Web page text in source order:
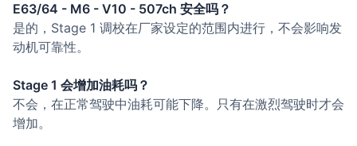
E63/64 - M6 - V10 - 507ch 安全吗？
是的，Stage 1 调校在厂家设定的范围内进行，不会影响发
动机可靠性。
Stage 1 会增加油耗吗？
不会，在正常驾驶中油耗可能下降。只有在激烈驾驶时才会
增加。